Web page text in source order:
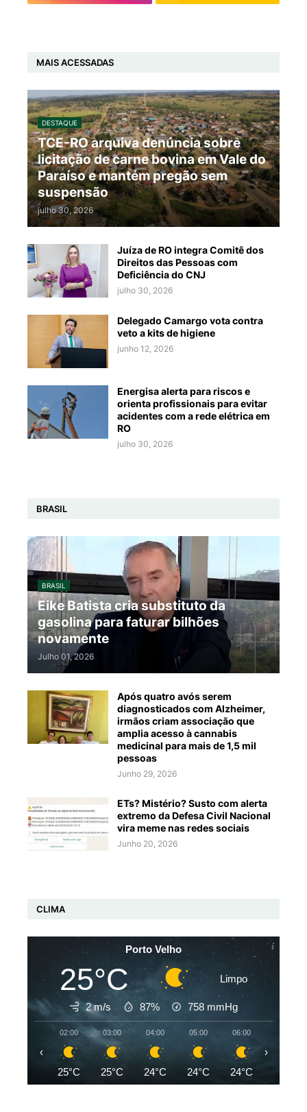
MAIS ACESSADAS
DESTAQUE
TCE-RO arquiva denúncia sobre
licitação de carne bovina em Vale do
Paraíso e mantém pregão sem
suspensão
julho 30, 2026
Juíza de RO integra Comitê dos
Direitos das Pessoas com
Deficiência do CNJ
julho 30, 2026
Delegado Camargo vota contra
veto a kits de higiene
junho 12, 2026
Energisa alerta para riscos e
orienta profissionais para evitar
acidentes com a rede elétrica em
RO
julho 30, 2026
BRASIL
BRASIL
Eike Batista cria substituto da
gasolina para faturar bilhões
novamente
Julho 01, 2026
Após quatro avós serem
diagnosticados com Alzheimer,
irmãos criam associação que
amplia acesso à cannabis
medicinal para mais de 1,5 mil
pessoas
Junho 29, 2026
ETs? Mistério? Susto com alerta
extremo da Defesa Civil Nacional
vira meme nas redes sociais
Junho 20, 2026
CLIMA
Porto Velho
25°C Limpo
2 m/s 87% 758 mmHg
02:00
25°C
03:00
25°C
04:00
24°C
05:00
24°C
06:00
24°C
‹ ›